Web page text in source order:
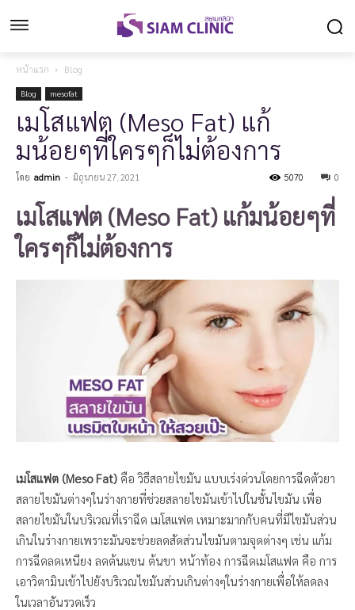
หน้าแรก Blog
Blog mesofat
เมโสแฟต (Meso Fat) แก้
มน้อยๆที่ใครๆก็ไม่ต้องการ
โดย admin - มิถุนายน 27, 2021 0
5070
เมโสแฟต (Meso Fat) แก้มน้อยๆที่
ใครๆก็ไม่ต้องการ
เมโสแฟต (Meso Fat) คือ วิธีสลายไขมัน แบบเร่งด่วนโดยการฉีดตัวยา
สลายไขมันต่างๆในร่างกายที่ช่วยสลายไขมันเข้าไปในชั้นไขมัน เพื่อ
สลายไขมันในบริเวณที่เราฉีด เมโสแฟต เหมาะมากกับคนที่มีไขมันส่วน
เกินในร่างกายเพราะมันจะช่วยลดสัดส่วนไขมันตามจุดต่างๆ เช่น แก้ม
การฉีดลดเหนียง ลดต้นแขน ต้นขา หน้าท้อง การฉีดเมโสแฟต คือ การ
เอาวิตามินเข้าไปยังบริเวณไขมันส่วนเกินต่างๆในร่างกายเพื่อให้ลดลง
ในเวลาอันรวดเร็ว